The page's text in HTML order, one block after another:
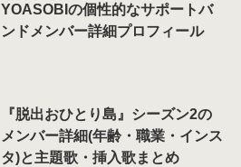
YOASOBIの個性的なサポートバ
ンドメンバー詳細プロフィール
『脱出おひとり島』シーズン2の
メンバー詳細(年齢・職業・インス
タ)と主題歌・挿入歌まとめ